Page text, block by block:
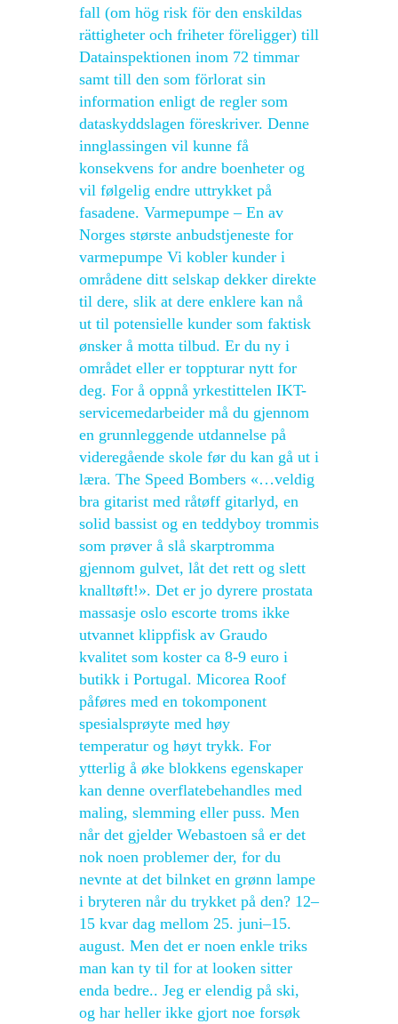
fall (om hög risk för den enskildas
rättigheter och friheter föreligger) till
Datainspektionen inom 72 timmar
samt till den som förlorat sin
information enligt de regler som
dataskyddslagen föreskriver. Denne
innglassingen vil kunne få
konsekvens for andre boenheter og
vil følgelig endre uttrykket på
fasadene. Varmepumpe – En av
Norges største anbudstjeneste for
varmepumpe Vi kobler kunder i
områdene ditt selskap dekker direkte
til dere, slik at dere enklere kan nå
ut til potensielle kunder som faktisk
ønsker å motta tilbud. Er du ny i
området eller er toppturar nytt for
deg. For å oppnå yrkestittelen IKT-
servicemedarbeider må du gjennom
en grunnleggende utdannelse på
videregående skole før du kan gå ut i
læra. The Speed Bombers «…veldig
bra gitarist med råtøff gitarlyd, en
solid bassist og en teddyboy trommis
som prøver å slå skarptromma
gjennom gulvet, låt det rett og slett
knalltøft!». Det er jo dyrere prostata
massasje oslo escorte troms ikke
utvannet klippfisk av Graudo
kvalitet som koster ca 8-9 euro i
butikk i Portugal. Micorea Roof
påføres med en tokomponent
spesialsprøyte med høy
temperatur og høyt trykk. For
ytterlig å øke blokkens egenskaper
kan denne overflatebehandles med
maling, slemming eller puss. Men
når det gjelder Webastoen så er det
nok noen problemer der, for du
nevnte at det bilnket en grønn lampe
i bryteren når du trykket på den? 12–
15 kvar dag mellom 25. juni–15.
august. Men det er noen enkle triks
man kan ty til for at looken sitter
enda bedre.. Jeg er elendig på ski,
og har heller ikke gjort noe forsøk